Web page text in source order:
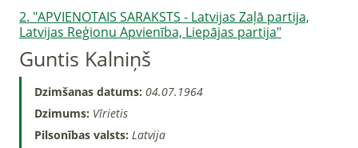
2. "APVIENOTAIS SARAKSTS - Latvijas Zaļā partija,
Latvijas Reģionu Apvienība, Liepājas partija"
Guntis Kalniņš
Dzimšanas datums: 04.07.1964
Dzimums: Vīrietis
Pilsonības valsts: Latvija